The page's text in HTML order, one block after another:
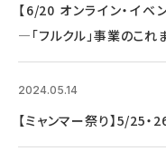
【6/20 オンライン・イ
―「フルクル」事業のこ
2024.05.14
【ミャンマー祭り】5/25